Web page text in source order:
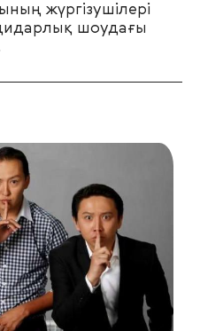
жүргізушілері
шоудағы